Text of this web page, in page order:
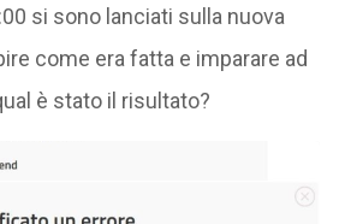
si sono lanciati sulla nuova
come era fatta e imparare ad
è stato il risultato?